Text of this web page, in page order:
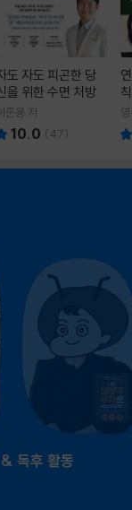
도 자도 피곤한 당
을 위한 수면 처방
준용 저
10.0 (47)
칙
& 독후 활동